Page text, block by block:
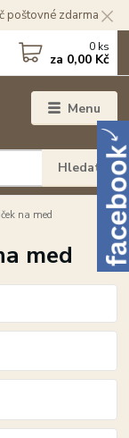
poštovné zdarma
Menu
Hledat
0 ks
za 0,00 Kč
na med
med